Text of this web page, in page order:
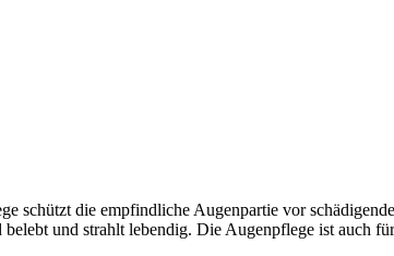
schützt die empfindliche Augenpartie vor
und strahlt lebendig. Die Augenpflege ist auch